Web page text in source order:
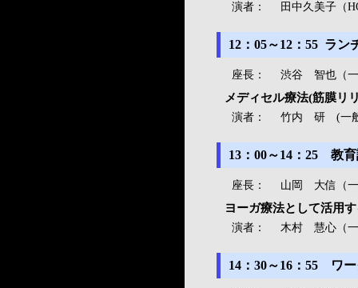
演者： 田中久美子（
12：05～12：55 ラ
座長： 渋谷 智也（一
メディセル療法(筋膜リ
演者： 竹内 研 (一般
13：00～14：25 教
座長： 山岡 大信（
ヨーガ療法として活用
演者： 木村 慧心（
14：30～16：55 ワ